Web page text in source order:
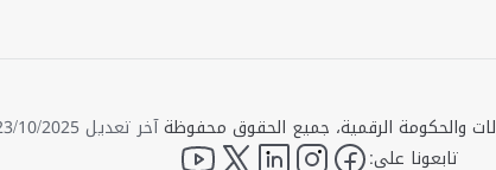
آخر تعديل 23/10/2025 14:09
تابعونا على:
facebook
instagram
LinkedIn
twitter